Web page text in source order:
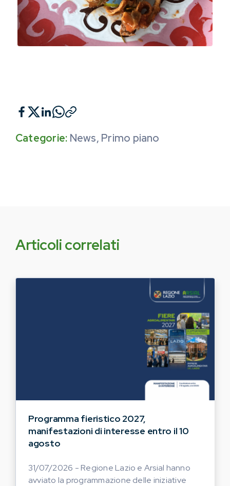
Categorie: News, Primo piano
Articoli correlati
Programma fieristico 2027,
manifestazioni di interesse entro il 10
agosto
31/07/2026 - Regione Lazio e Arsial hanno
avviato la programmazione delle iniziative